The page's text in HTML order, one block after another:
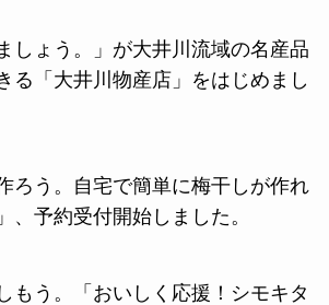
しょう。」が大井川流域の名産品
る「大井川物産店」をはじめまし
ろう。自宅で簡単に梅干しが作れ
、予約受付開始しました。
もう。「おいしく応援！シモキタ